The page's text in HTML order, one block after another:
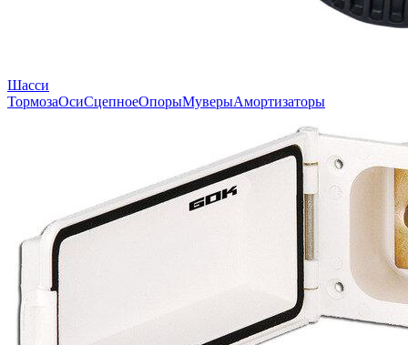
Шасси
ТормозаОсиСцепноеОпорыМуверыАмортизаторы